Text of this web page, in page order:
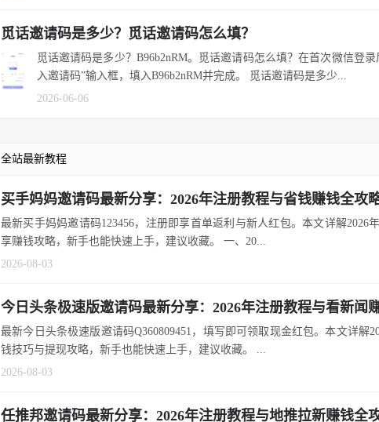
觅话邀请码是多少？觅话邀请码怎么填？
觅话邀请码是多少？B96b2nRM。觅话邀请码怎么填？在首次微信登
入邀请码”输入框，填入B96b2nRM并完成。 觅话邀请码是多少...
2026-06-06
全站最新教程
买手妈妈邀请码最新分享：2026年注册教程与省钱赚钱全攻
最新买手妈妈邀请码123456，注册即享首单返利与新人红包。本文详解2026
享赚钱攻略，新手也能快速上手，建议收藏。 一、20...
2026-08-03
今日头条极速版邀请码最新分享：2026年注册教程与看新闻
最新今日头条极速版邀请码Q360809451，填写即可领取现金红包。本文详解
钱技巧与提现攻略，新手也能快速上手，建议收藏。 ...
2026-08-03
任推邦邀请码最新分享：2026年注册教程与地推拉新赚钱全